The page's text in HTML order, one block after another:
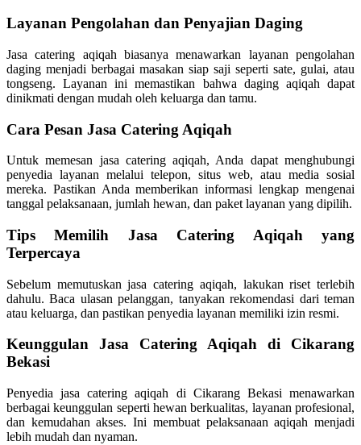
Layanan Pengolahan dan Penyajian Daging
Jasa catering aqiqah biasanya menawarkan layanan pengolahan
daging menjadi berbagai masakan siap saji seperti sate, gulai, atau
tongseng. Layanan ini memastikan bahwa daging aqiqah dapat
dinikmati dengan mudah oleh keluarga dan tamu.
Cara Pesan Jasa Catering Aqiqah
Untuk memesan jasa catering aqiqah, Anda dapat menghubungi
penyedia layanan melalui telepon, situs web, atau media sosial
mereka. Pastikan Anda memberikan informasi lengkap mengenai
tanggal pelaksanaan, jumlah hewan, dan paket layanan yang dipilih.
Tips Memilih Jasa Catering Aqiqah yang
Terpercaya
Sebelum memutuskan jasa catering aqiqah, lakukan riset terlebih
dahulu. Baca ulasan pelanggan, tanyakan rekomendasi dari teman
atau keluarga, dan pastikan penyedia layanan memiliki izin resmi.
Keunggulan Jasa Catering Aqiqah di Cikarang
Bekasi
Penyedia jasa catering aqiqah di Cikarang Bekasi menawarkan
berbagai keunggulan seperti hewan berkualitas, layanan profesional,
dan kemudahan akses. Ini membuat pelaksanaan aqiqah menjadi
lebih mudah dan nyaman.